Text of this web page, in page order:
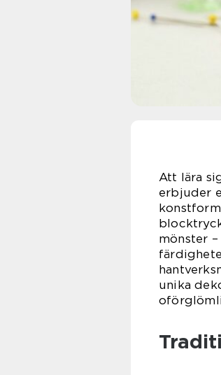
Att lära
erbjuder
mönster
unika